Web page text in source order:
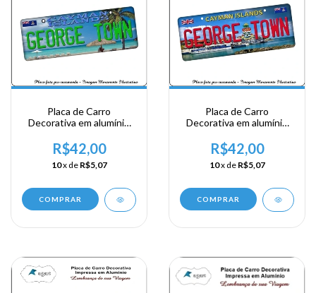
Placa de Carro
Decorativa em alumínio
Ilhas Cayman - George
Town
R$42,00
10x de R$5,07
COMPRAR
Placa de Carro
Decorativa em alumínio
Ilhas Cayman - George
Town
R$42,00
10x de R$5,07
COMPRAR